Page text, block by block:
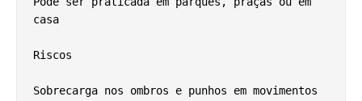
casa
Riscos
Sobrecarga nos ombros e punhos em movimentos